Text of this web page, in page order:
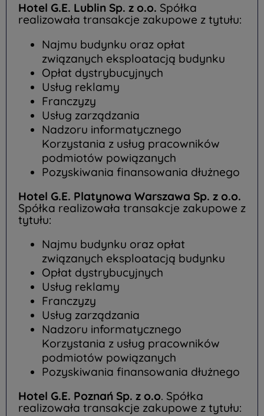
Hotel G.E. Lublin Sp. z o.o. Spółka
realizowała transakcje zakupowe z tytułu:
Najmu budynku oraz opłat
związanych eksploatacją budynku
Opłat dystrybucyjnych
Usług reklamy
Franczyzy
Usług zarządzania
Nadzoru informatycznego
Korzystania z usług pracowników
podmiotów powiązanych
Pozyskiwania finansowania dłużnego
Hotel G.E. Platynowa Warszawa Sp. z o.o.
Spółka realizowała transakcje zakupowe z
tytułu:
Najmu budynku oraz opłat
związanych eksploatacją budynku
Opłat dystrybucyjnych
Usług reklamy
Franczyzy
Usług zarządzania
Nadzoru informatycznego
Korzystania z usług pracowników
podmiotów powiązanych
Pozyskiwania finansowania dłużnego
Hotel G.E. Poznań Sp. z o.o. Spółka
realizowała transakcje zakupowe z tytułu: